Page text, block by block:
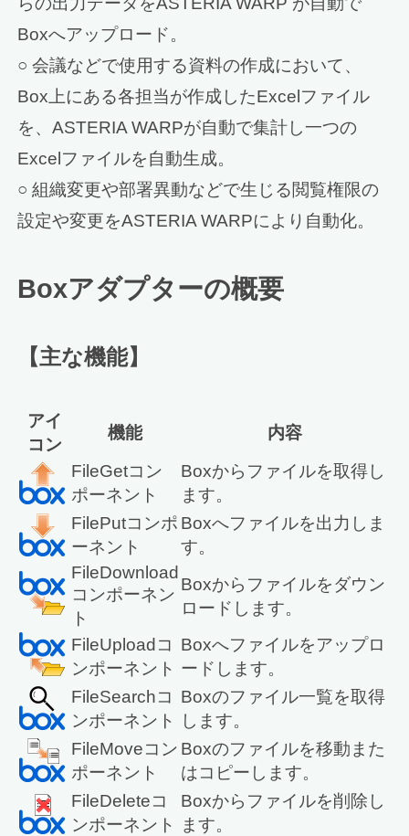
Boxへアップロード。
○ 会議などで使用する資料の作成において、
Box上にある各担当が作成したExcelファイル
を、ASTERIA WARPが自動で集計し一つの
Excelファイルを自動生成。
○ 組織変更や部署異動などで生じる閲覧権限の
設定や変更をASTERIA WARPにより自動化。
Boxアダプターの概要
【主な機能】
アイ
コン
機能
内容
FileGetコン
ポーネント
Boxからファイルを取得し
ます。
FilePutコンポ
ーネント
Boxへファイルを出力しま
す。
FileDownload
コンポーネン
ト
Boxからファイルをダウン
ロードします。
FileUploadコ
ンポーネント
Boxへファイルをアップロ
ードします。
FileSearchコ
ンポーネント
Boxのファイル一覧を取得
します。
FileMoveコン
ポーネント
Boxのファイルを移動また
はコピーします。
FileDeleteコ
ンポーネント
Boxからファイルを削除し
ます。